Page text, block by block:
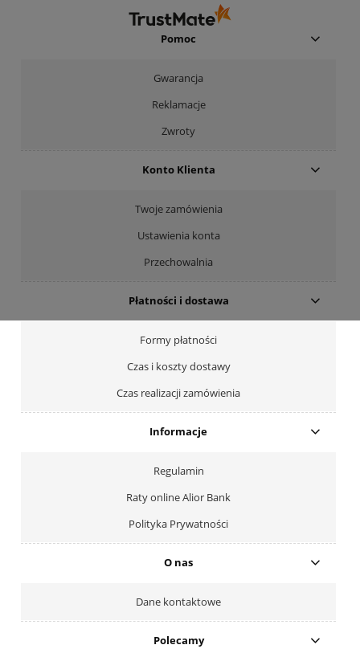
- dziękujemy raz jeszcze i mamy nadzieję - do
szybkiego zobaczenia!
Pomoc
Gwarancja
Reklamacje
Zwroty
Konto Klienta
Twoje zamówienia
Ustawienia konta
Przechowalnia
Płatności i dostawa
Formy płatności
Czas i koszty dostawy
Czas realizacji zamówienia
Informacje
Regulamin
Raty online Alior Bank
Polityka Prywatności
O nas
Dane kontaktowe
Polecamy